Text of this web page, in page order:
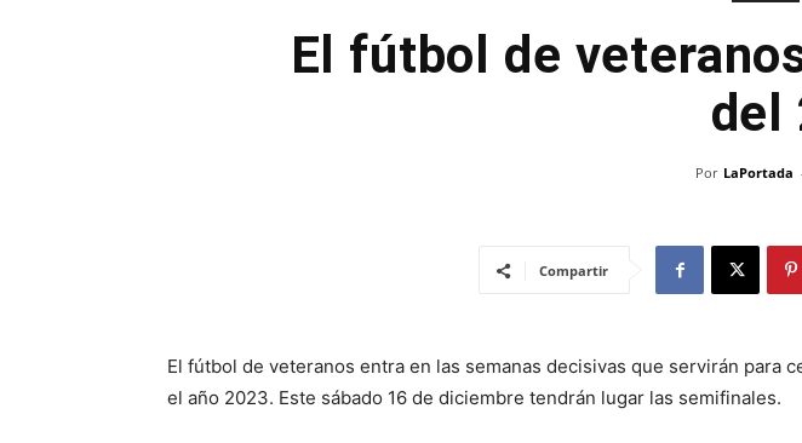
El fútbol de
del
Por LaPortada
Compartir
El fútbol de veteranos entra en las semanas decisivas que servirán para
el año 2023. Este sábado 16 de diciembre tendrán lugar las semifinales.